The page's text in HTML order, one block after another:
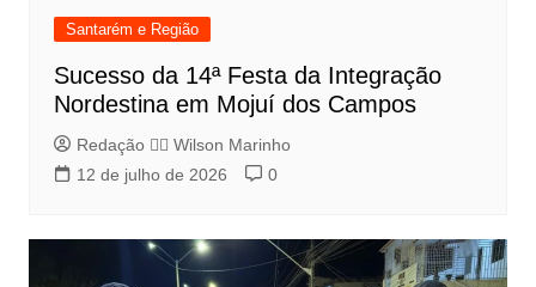
Santarém e Região
Sucesso da 14ª Festa da Integração
Nordestina em Mojuí dos Campos
Redação 👨‍⚖️​ Wilson Marinho
12 de julho de 2026
0